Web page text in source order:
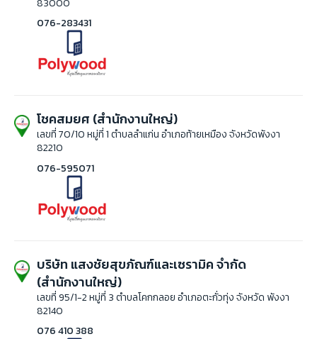
83000
076-283431
โชคสมยศ (สำนักงานใหญ่)
เลขที่ 70/10 หมู่ที่ 1 ตำบลลำแก่น อำเภอท้ายเหมือง จังหวัดพังงา
82210
076-595071
บริษัท แสงชัยสุขภัณฑ์และเซรามิค จำกัด
(สำนักงานใหญ่)
เลขที่ 95/1-2 หมู่ที่ 3 ตำบลโคกกลอย อำเภอตะกั่วทุ่ง จังหวัด พังงา
82140
076 410 388